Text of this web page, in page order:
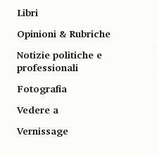
Libri
Opinioni & Rubriche
Notizie politiche e
professionali
Fotografia
Vedere a
Vernissage